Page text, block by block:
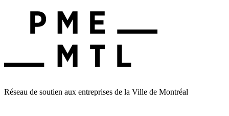
Réseau de soutien aux entreprises de la Ville de Montréal